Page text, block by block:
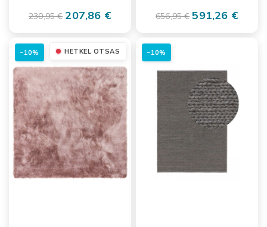
230,95 € 207,86 €
PÕRANDAKATE
656,95 € 591,26 €
HETKEL OTSAS
−10% −10%